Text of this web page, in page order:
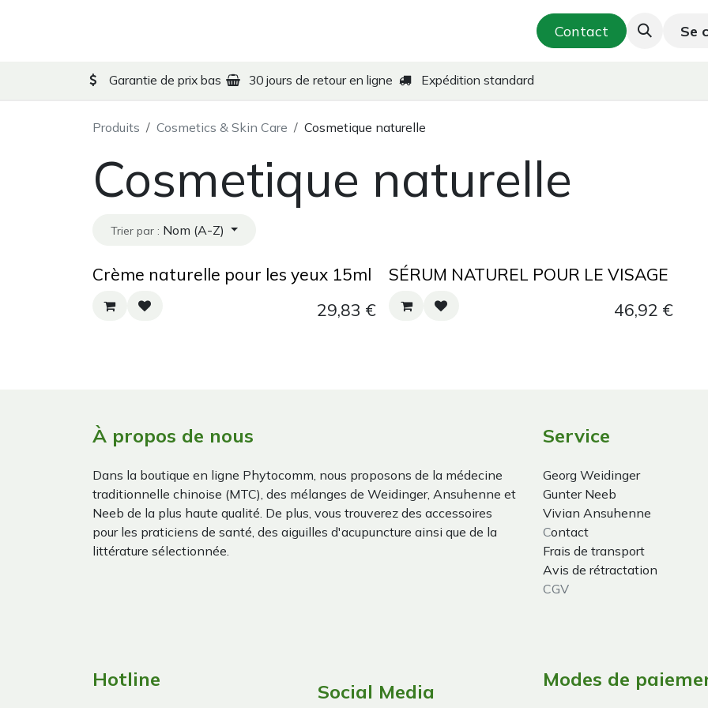
Cosmétique & Soins de la peau
Contact Se
Garantie de prix bas 30 jours de retour en ligne Expédition standard
Produits Cosmetics & Skin Care Cosmetique naturelle
Cosmetique naturelle
Trier par : Nom (A-Z)
Crème naturelle pour les yeux 15ml
29,83 €
SÉRUM NATUREL POUR LE VISAGE
46,92 €
À propos de nous
Dans la boutique en ligne Phytocomm, nous proposons de la médecine
traditionnelle chinoise (MTC), des mélanges de Weidinger, Ansuhenne et
Neeb de la plus haute qualité. De plus, vous trouverez des accessoires
pour les praticiens de santé, des aiguilles d'acupuncture ainsi que de la
littérature sélectionnée.
Service
Georg Weidinger
Gunter Neeb
Vivian Ansuhenne
Contact
Frais de transport
Avis de rétractation
CGV
Hotline
Social Media
Modes de